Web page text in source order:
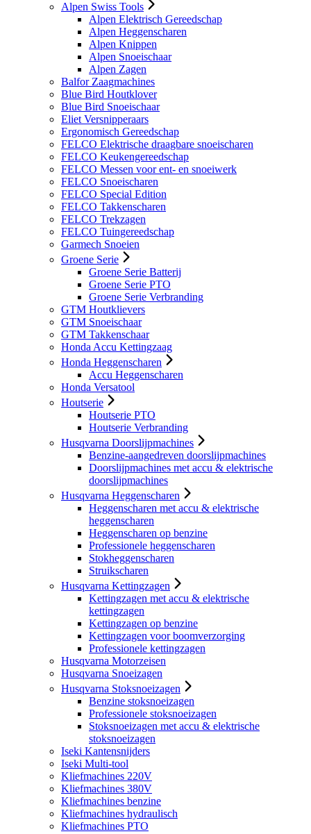
Alpen Swiss Tools
Alpen Elektrisch Gereedschap
Alpen Heggenscharen
Alpen Knippen
Alpen Snoeischaar
Alpen Zagen
Balfor Zaagmachines
Blue Bird Houtklover
Blue Bird Snoeischaar
Eliet Versnipperaars
Ergonomisch Gereedschap
FELCO Elektrische draagbare snoeischaren
FELCO Keukengereedschap
FELCO Messen voor ent- en snoeiwerk
FELCO Snoeischaren
FELCO Special Edition
FELCO Takkenscharen
FELCO Trekzagen
FELCO Tuingereedschap
Garmech Snoeien
Groene Serie
Groene Serie Batterij
Groene Serie PTO
Groene Serie Verbranding
GTM Houtklievers
GTM Snoeischaar
GTM Takkenschaar
Honda Accu Kettingzaag
Honda Heggenscharen
Accu Heggenscharen
Honda Versatool
Houtserie
Houtserie PTO
Houtserie Verbranding
Husqvarna Doorslijpmachines
Benzine-aangedreven doorslijpmachines
Doorslijpmachines met accu & elektrische
doorslijpmachines
Husqvarna Heggenscharen
Heggenscharen met accu & elektrische
heggenscharen
Heggenscharen op benzine
Professionele heggenscharen
Stokheggenscharen
Struikscharen
Husqvarna Kettingzagen
Kettingzagen met accu & elektrische
kettingzagen
Kettingzagen op benzine
Kettingzagen voor boomverzorging
Professionele kettingzagen
Husqvarna Motorzeisen
Husqvarna Snoeizagen
Husqvarna Stoksnoeizagen
Benzine stoksnoeizagen
Professionele stoksnoeizagen
Stoksnoeizagen met accu & elektrische
stoksnoeizagen
Iseki Kantensnijders
Iseki Multi-tool
Kliefmachines 220V
Kliefmachines 380V
Kliefmachines benzine
Kliefmachines hydraulisch
Kliefmachines PTO